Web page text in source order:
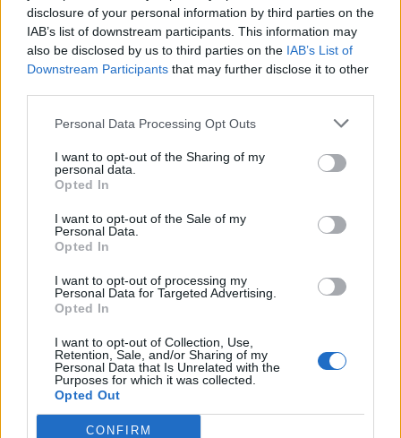
disclosure of your personal information by third parties on the
IAB’s list of downstream participants. This information may
also be disclosed by us to third parties on the IAB’s List of
Downstream Participants that may further disclose it to other
Personal Data Processing Opt Outs
I want to opt-out of the Sharing of my
personal data.
Opted In
I want to opt-out of the Sale of my
Personal Data.
Opted In
I want to opt-out of processing my
Personal Data for Targeted Advertising.
Opted In
I want to opt-out of Collection, Use,
Retention, Sale, and/or Sharing of my
Personal Data that Is Unrelated with the
Purposes for which it was collected.
Opted Out
CONFIRM
vincula patrimoni, turisme i
gastronomia
6 d'agost de 2026
Els vestits de paper guanyen força
40 peces a concurs
31 de juliol de 2026
per a gaudir de les Festes Majors
Blaumut lidera el cartell musical de les
31 de juliol de 2026